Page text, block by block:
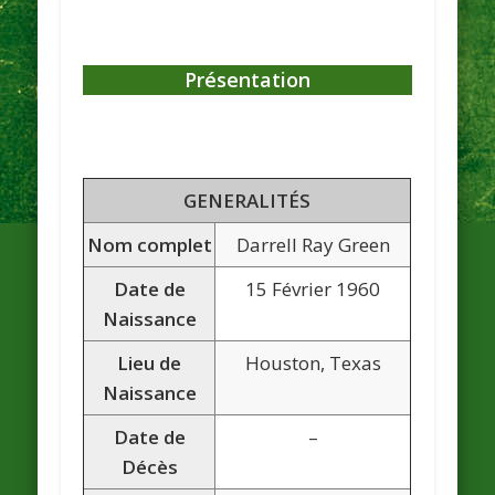
Présentation
GENERALITÉS
Nom complet
Darrell Ray Green
Date de
Naissance
15 Février 1960
Lieu de
Naissance
Houston, Texas
Date de
Décès
–